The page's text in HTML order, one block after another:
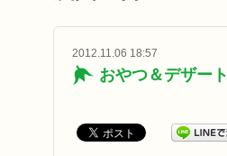
2012.11.06 18:57
おやつ＆デザート